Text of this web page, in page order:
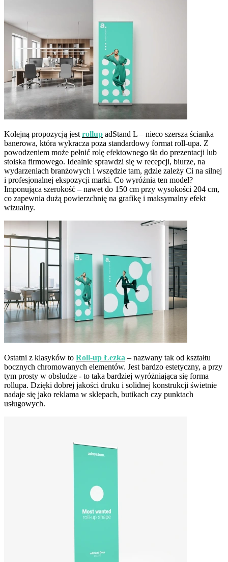
Kolejną propozycją jest rollup adStand L – nieco szersza ścianka
banerowa, która wykracza poza standardowy format roll-upa. Z
powodzeniem może pełnić rolę efektownego tła do prezentacji lub
stoiska firmowego. Idealnie sprawdzi się w recepcji, biurze, na
wydarzeniach branżowych i wszędzie tam, gdzie zależy Ci na silnej
i profesjonalnej ekspozycji marki. Co wyróżnia ten model?
Imponująca szerokość – nawet do 150 cm przy wysokości 204 cm,
co zapewnia dużą powierzchnię na grafikę i maksymalny efekt
wizualny.
Ostatni z klasyków to Roll-up Łezka – nazwany tak od kształtu
bocznych chromowanych elementów. Jest bardzo estetyczny, a przy
tym prosty w obsłudze - to taka bardziej wyróżniająca się forma
rollupa. Dzięki dobrej jakości druku i solidnej konstrukcji świetnie
nadaje się jako reklama w sklepach, butikach czy punktach
usługowych.